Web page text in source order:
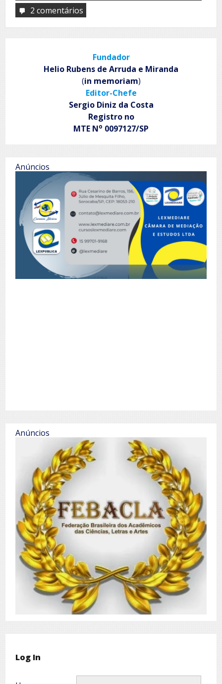
2 comentários
Terra
Branca
Fundador
Helio Rubens de Arruda e Miranda
(in memoriam)
Editor-Chefe
Sergio Diniz da Costa
Registro no
MTE No 0097127/SP
Anúncios
Anúncios
Log In